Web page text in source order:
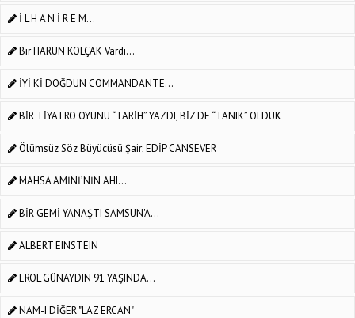
İ L H A N İ R E M...
Bir HARUN KOLÇAK Vardı...
İYİ Kİ DOĞDUN COMMANDANTE...
BİR TİYATRO OYUNU “TARİH” YAZDI, BİZ DE “TANIK” OLDUK
Ölümsüz Söz Büyücüsü Şair; EDİP CANSEVER
MAHSA AMİNİ’NİN AHI...
BİR GEMİ YANAŞTI SAMSUN'A...
ALBERT EINSTEIN
EROL GÜNAYDIN 91 YAŞINDA...
NAM-I DİĞER "LAZ ERCAN"